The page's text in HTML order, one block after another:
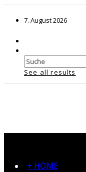
7. August 2026
See all results
+ HOME